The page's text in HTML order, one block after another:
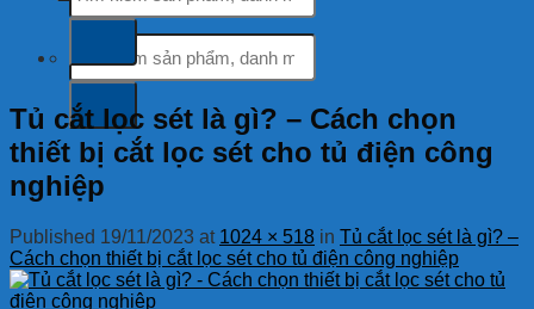
kiếm:
Tủ cắt lọc sét là gì? – Cách chọn
thiết bị cắt lọc sét cho tủ điện công
nghiệp
Published 19/11/2023 at 1024 × 518 in Tủ cắt lọc sét là gì? –
Cách chọn thiết bị cắt lọc sét cho tủ điện công nghiệp